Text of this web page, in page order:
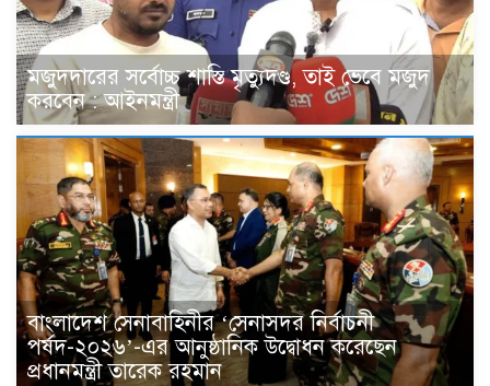
মজুদদারের সর্বোচ্চ শাস্তি মৃত্যুদণ্ড, তাই ভেবে মজুদ
করবেন : আইনমন্ত্রী
বাংলাদেশ সেনাবাহিনীর ‘সেনাসদর নির্বাচনী
পর্ষদ-২০২৬’-এর আনুষ্ঠানিক উদ্বোধন করেছেন
প্রধানমন্ত্রী তারেক রহমান